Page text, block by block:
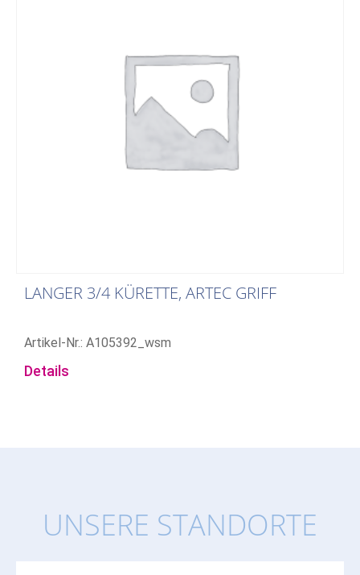
LANGER 3/4 KÜRETTE, ARTEC GRIFF
Artikel-Nr.: A105392_wsm
Details
UNSERE STANDORTE